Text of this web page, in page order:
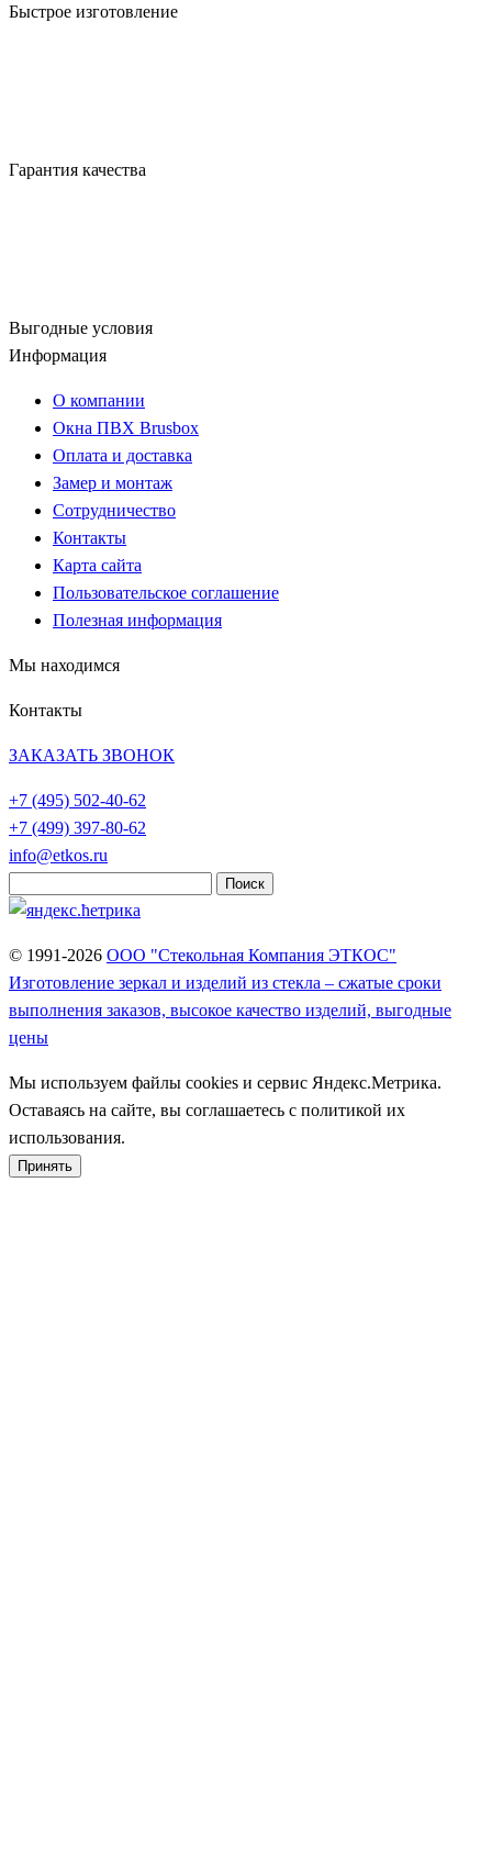
Быстрое изготовление
Гарантия качества
Выгодные условия
Информация
О компании
Окна ПВХ Brusbox
Оплата и доставка
Замер и монтаж
Сотрудничество
Контакты
Карта сайта
Пользовательское соглашение
Полезная информация
Мы находимся
Контакты
ЗАКАЗАТЬ ЗВОНОК
+7 (495) 502-40-62
+7 (499) 397-80-62
info@etkos.ru
© 1991-2026 ООО "Стекольная Компания ЭТКОС"
Изготовление зеркал и изделий из стекла – сжатые сроки
выполнения заказов, высокое качество изделий, выгодные
цены
Мы используем файлы cookies и сервис Яндекс.Метрика.
Оставаясь на сайте, вы соглашаетесь с политикой их
использования.
Принять